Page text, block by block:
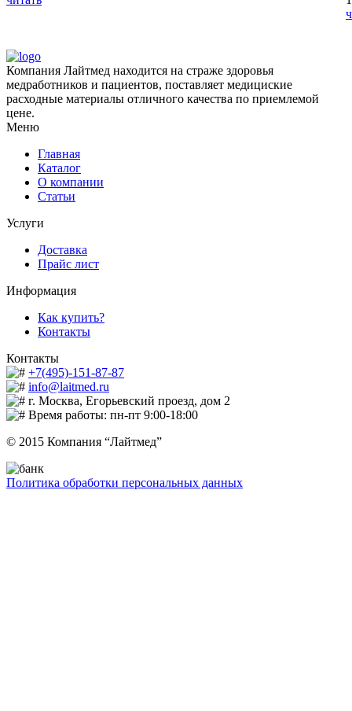
Компания Лайтмед находится на страже здоровья
медработников и пациентов, поставляет медициские
расходные материалы отличного качества по приемлемой
цене.
Меню
Главная
Каталог
О компании
Статьи
Услуги
Доставка
Прайс лист
Информация
Как купить?
Контакты
Контакты
+7(495)-151-87-87
info@laitmed.ru
г. Москва, Егорьевский проезд, дом 2
Время работы: пн-пт 9:00-18:00
© 2015 Компания “Лайтмед”
Политика обработки персональных данных